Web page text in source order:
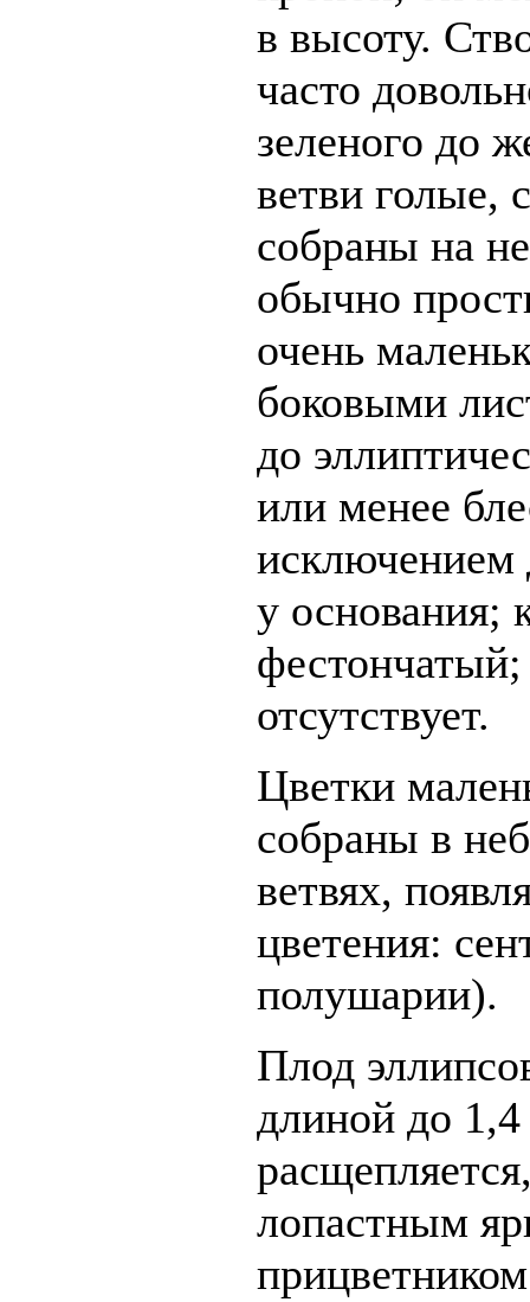
в высоту.
часто
зеленого до
ветви голые,
собраны на
обычно
очень
боковыми
до
или менее
исключением
у основания;
отсутствует.
Цветки
собраны в
ветвях,
цветения:
полушарии).
Плод
длиной до
лопастным